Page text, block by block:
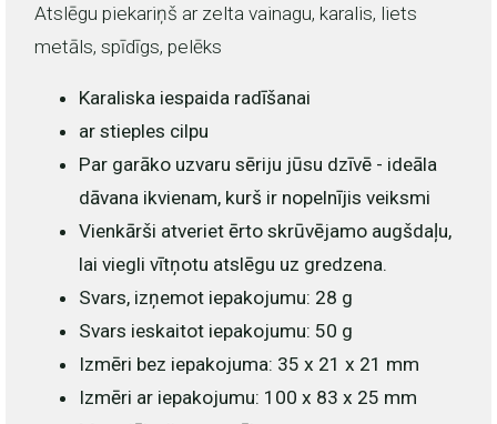
Atslēgu piekariņš ar zelta vainagu, karalis, liets
metāls, spīdīgs, pelēks
Karaliska iespaida radīšanai
ar stieples cilpu
Par garāko uzvaru sēriju jūsu dzīvē - ideāla
dāvana ikvienam, kurš ir nopelnījis veiksmi
Vienkārši atveriet ērto skrūvējamo augšdaļu,
lai viegli vītņotu atslēgu uz gredzena.
Svars, izņemot iepakojumu: 28 g
Svars ieskaitot iepakojumu: 50 g
Izmēri bez iepakojuma: 35 x 21 x 21 mm
Izmēri ar iepakojumu: 100 x 83 x 25 mm